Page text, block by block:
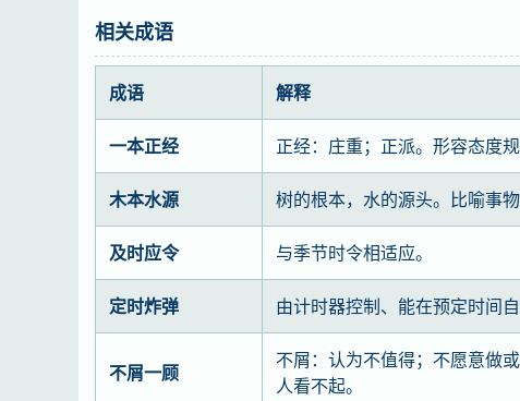
相关成语
成语 解释
一本正经 正经：庄重；正派。形容态度规
木本水源 树的根本，水的源头。比喻事
及时应令 与季节时令相适应。
定时炸弹 由计时器控制、能在预定时间
不屑一顾
不屑：认为不值得；不愿意做
人看不起。